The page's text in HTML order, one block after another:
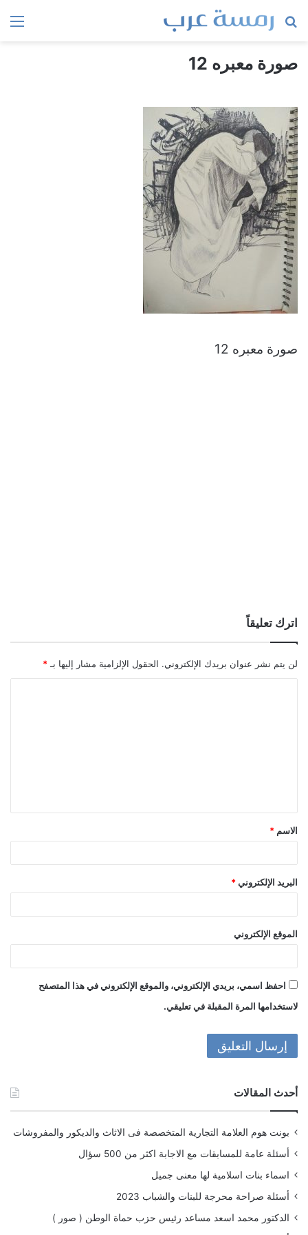
بحث
صورة معبره 12
صورة معبره 12
اترك تعليقاً
لن يتم نشر عنوان بريدك الإلكتروني. الحقول الإلزامية مشار إليها بـ *
ق
*
الاسم *
البريد الإلكتروني *
الموقع الإلكتروني
احفظ اسمي، بريدي الإلكتروني، والموقع الإلكتروني في هذا المتصفح
لاستخدامها المرة المقبلة في تعليقي.
أحدث المقالات
بونت هوم العلامة التجارية المتخصصة فى الاثاث والديكور والمفروشات
أسئلة عامة للمسابقات مع الاجابة اكثر من 500 سؤال
اسماء بنات اسلامية لها معنى جميل
أسئلة صراحة محرجة للبنات والشباب 2023
الدكتور محمد اسعد مساعد رئيس حزب حماة الوطن ( صور )